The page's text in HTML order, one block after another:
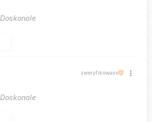
Doskonale
zweryfikowano
Doskonale